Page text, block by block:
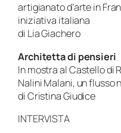
artigianato d’arte in
iniziativa italiana
di Lia Giachero
Architetta di pensieri
In mostra al Castello di
Nalini Malani, un flusso
di Cristina Giudice
INTERVISTA